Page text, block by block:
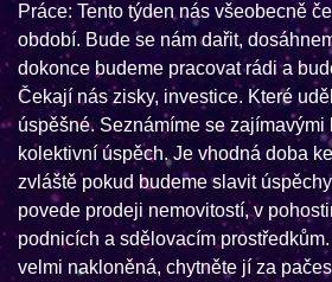
Práce: Tento týden nás všeobecně
období. Bude se nám dařit,
dokonce budeme pracovat rádi a
Čekají nás zisky, investice. Které
úspěšné. Seznámíme se zajímavými
kolektivní úspěch. Je vhodná doba
zvláště pokud budeme slavit
povede prodeji nemovitostí, v
podnicích a sdělovacím
velmi nakloněná, chytněte jí za